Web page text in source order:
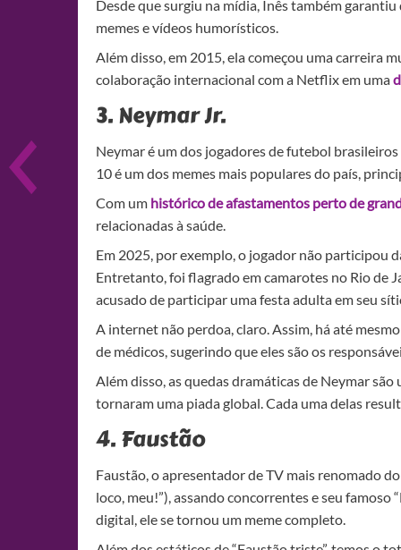
Desde que surgiu na mídia, Inês também
memes e vídeos humorísticos.
Além disso, em 2015, ela começou uma carreira
colaboração internacional com a Netflix em uma
3. Neymar Jr.
Neymar é um dos jogadores de futebol
10 é um dos memes mais populares do país,
Com um histórico de afastamentos perto de
relacionadas à saúde.
Em 2025, por exemplo, o jogador não participou
Entretanto, foi flagrado em camarotes no Rio de
acusado de participar uma festa adulta em seu
A internet não perdoa, claro. Assim, há até
de médicos, sugerindo que eles são os
Além disso, as quedas dramáticas de Neymar
tornaram uma piada global. Cada uma delas
4. Faustão
Faustão, o apresentador de TV mais renomado
loco, meu!”), assando concorrentes e seu
digital, ele se tornou um meme completo.